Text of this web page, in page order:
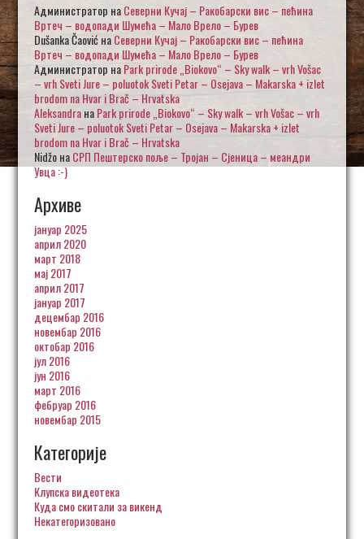
Администратор наСеверни Кучај – Ракобарски вис – пећина
Вртеч – водопади Шумећа – Мало Врело – Бурев
Dušanka ČaovićнаСеверни Кучај – Ракобарски вис – пећина
Вртеч – водопади Шумећа – Мало Врело – Бурев
Администратор наPark prirode „Biokovo“ – Sky walk – vrh Vošac
– vrh Sveti Jure – poluotok Sveti Petar – Osejava – Makarska + izlet
brodom na Hvar i Brač – Hrvatska
AleksandraнаPark prirode „Biokovo“ – Sky walk – vrh Vošac – vrh
Sveti Jure – poluotok Sveti Petar – Osejava – Makarska + izlet
brodom na Hvar i Brač – Hrvatska
NidžoнаСРП Пештерско поље – Тројан – Сјеница – меандри
Увца :-)
Архиве
јануар 2025
април 2020
март 2018
мај 2017
април 2017
јануар 2017
децембар 2016
новембар 2016
октобар 2016
јул 2016
јун 2016
март 2016
фебруар 2016
новембар 2015
Категорије
Вести
Клупска видеотека
Куда смо скитали за викенд
Некатегоризовано